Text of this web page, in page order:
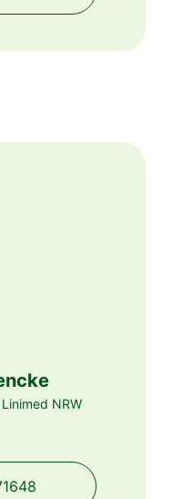
NRW